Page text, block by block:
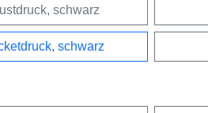
schwarz
schwarz